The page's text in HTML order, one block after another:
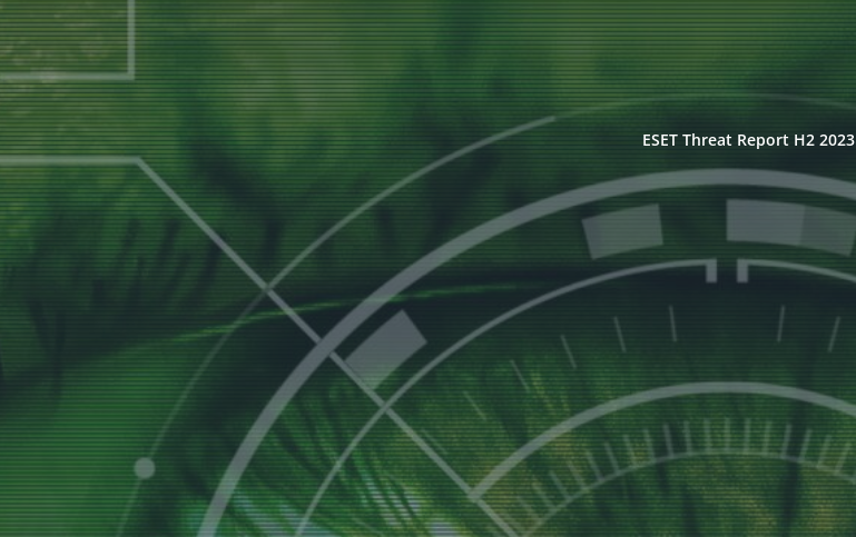
ESET Threat Report H2 2023